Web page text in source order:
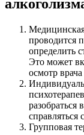
проводится
определить
Это может
осмотр
разобраться
справляться
Групповая